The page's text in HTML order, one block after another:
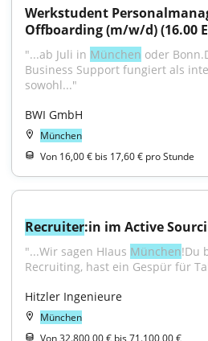
Werkstudent
Offboarding (m/w/d) (16.00
"...ab Juli in München oder
Business Support fungiert als
sowohl..."
BWI GmbH
München
Von 16,00 € bis 17,60 € pro Stunde
Recruiter:in im Active
"...Wir sagen HIaus München!Du
Recruiting, hast ein Gespür für
Hitzler Ingenieure
München
Von 32.800,00 € bis 71.100,00 €